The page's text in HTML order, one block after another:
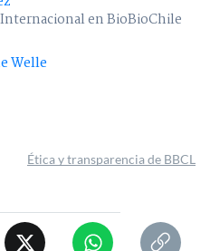
en BioBioChile
Welle
Ética y transparencia de BBCL